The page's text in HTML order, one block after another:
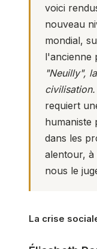
voici
nouveau
mondial,
l'ancienne
"Neuilly",
civilisation.
requiert
humaniste
dans les
alentour, à
nous le
La crise